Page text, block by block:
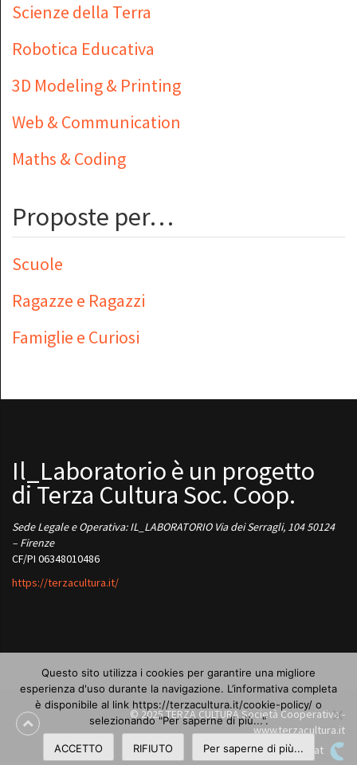
Scienze della Terra
Robotica Educativa
3D Modeling & Printing
Web & Communication
Maths & Coding
Proposte per…
Scuole
Ragazze e Ragazzi
Famiglie e Curiosi
Il_Laboratorio è un progetto
di Terza Cultura Soc. Coop.
Sede Legale e Operativa: IL_LABORATORIO Via dei Serragli, 104 50124
– Firenze
CF/PI 06348010486
https://terzacultura.it/
© 2025 TERZA CULTURA Società Cooperativa -
www.terzacultura.it
Designed by Smartcat
Questo sito utilizza i cookies per garantire una migliore
esperienza d'uso durante la navigazione. L’informativa completa
è disponibile al link https://terzacultura.it/cookie-policy/ o
selezionando "Per saperne di più...".
ACCETTO RIFIUTO Per saperne di più...